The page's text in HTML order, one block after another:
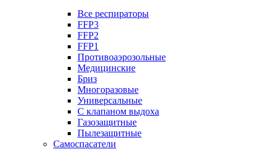
Все респираторы
FFP3
FFP2
FFP1
Противоаэрозольные
Медицинские
Бриз
Многоразовые
Универсальные
С клапаном выдоха
Газозащитные
Пылезащитные
Самоспасатели